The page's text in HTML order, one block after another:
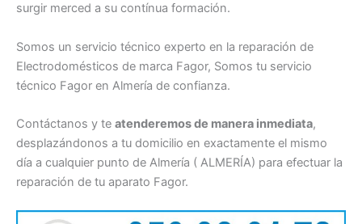
surgir merced a su contínua formación.
Somos un servicio técnico experto en la reparación de
Electrodomésticos de marca Fagor, Somos tu servicio
técnico Fagor en Almería de confianza.
Contáctanos y te atenderemos de manera inmediata,
desplazándonos a tu domicilio en exactamente el mismo
día a cualquier punto de Almería ( ALMERÍA) para efectuar la
reparación de tu aparato Fagor.